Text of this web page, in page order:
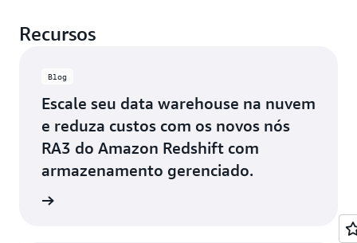
Recursos
Blog
Escale seu data warehouse na nuvem
e reduza custos com os novos nós
RA3 do Amazon Redshift com
armazenamento gerenciado.